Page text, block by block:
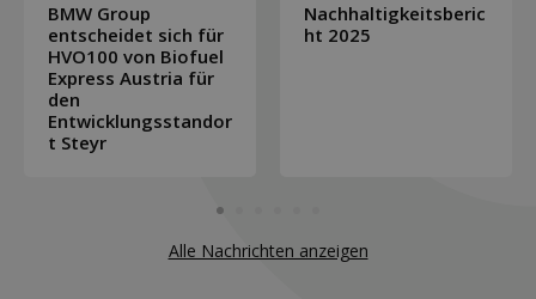
BMW Group
entscheidet sich für
HVO100 von Biofuel
Express Austria für
den
Entwicklungsstandor
t Steyr
Nachhaltigkeitsberic
ht 2025
Alle Nachrichten anzeigen